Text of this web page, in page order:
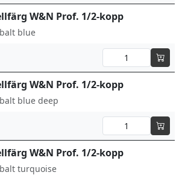
W&N Prof. 1/2-kopp
blue
W&N Prof. 1/2-kopp
blue deep
W&N Prof. 1/2-kopp
turquoise